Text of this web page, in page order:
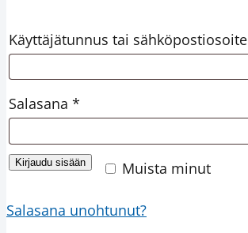
Käyttäjätunnus tai sähköpostiosoite
Salasana *
Muista minut
Kirjaudu sisään
Salasana unohtunut?